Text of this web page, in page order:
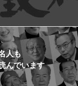
人も
んでいます